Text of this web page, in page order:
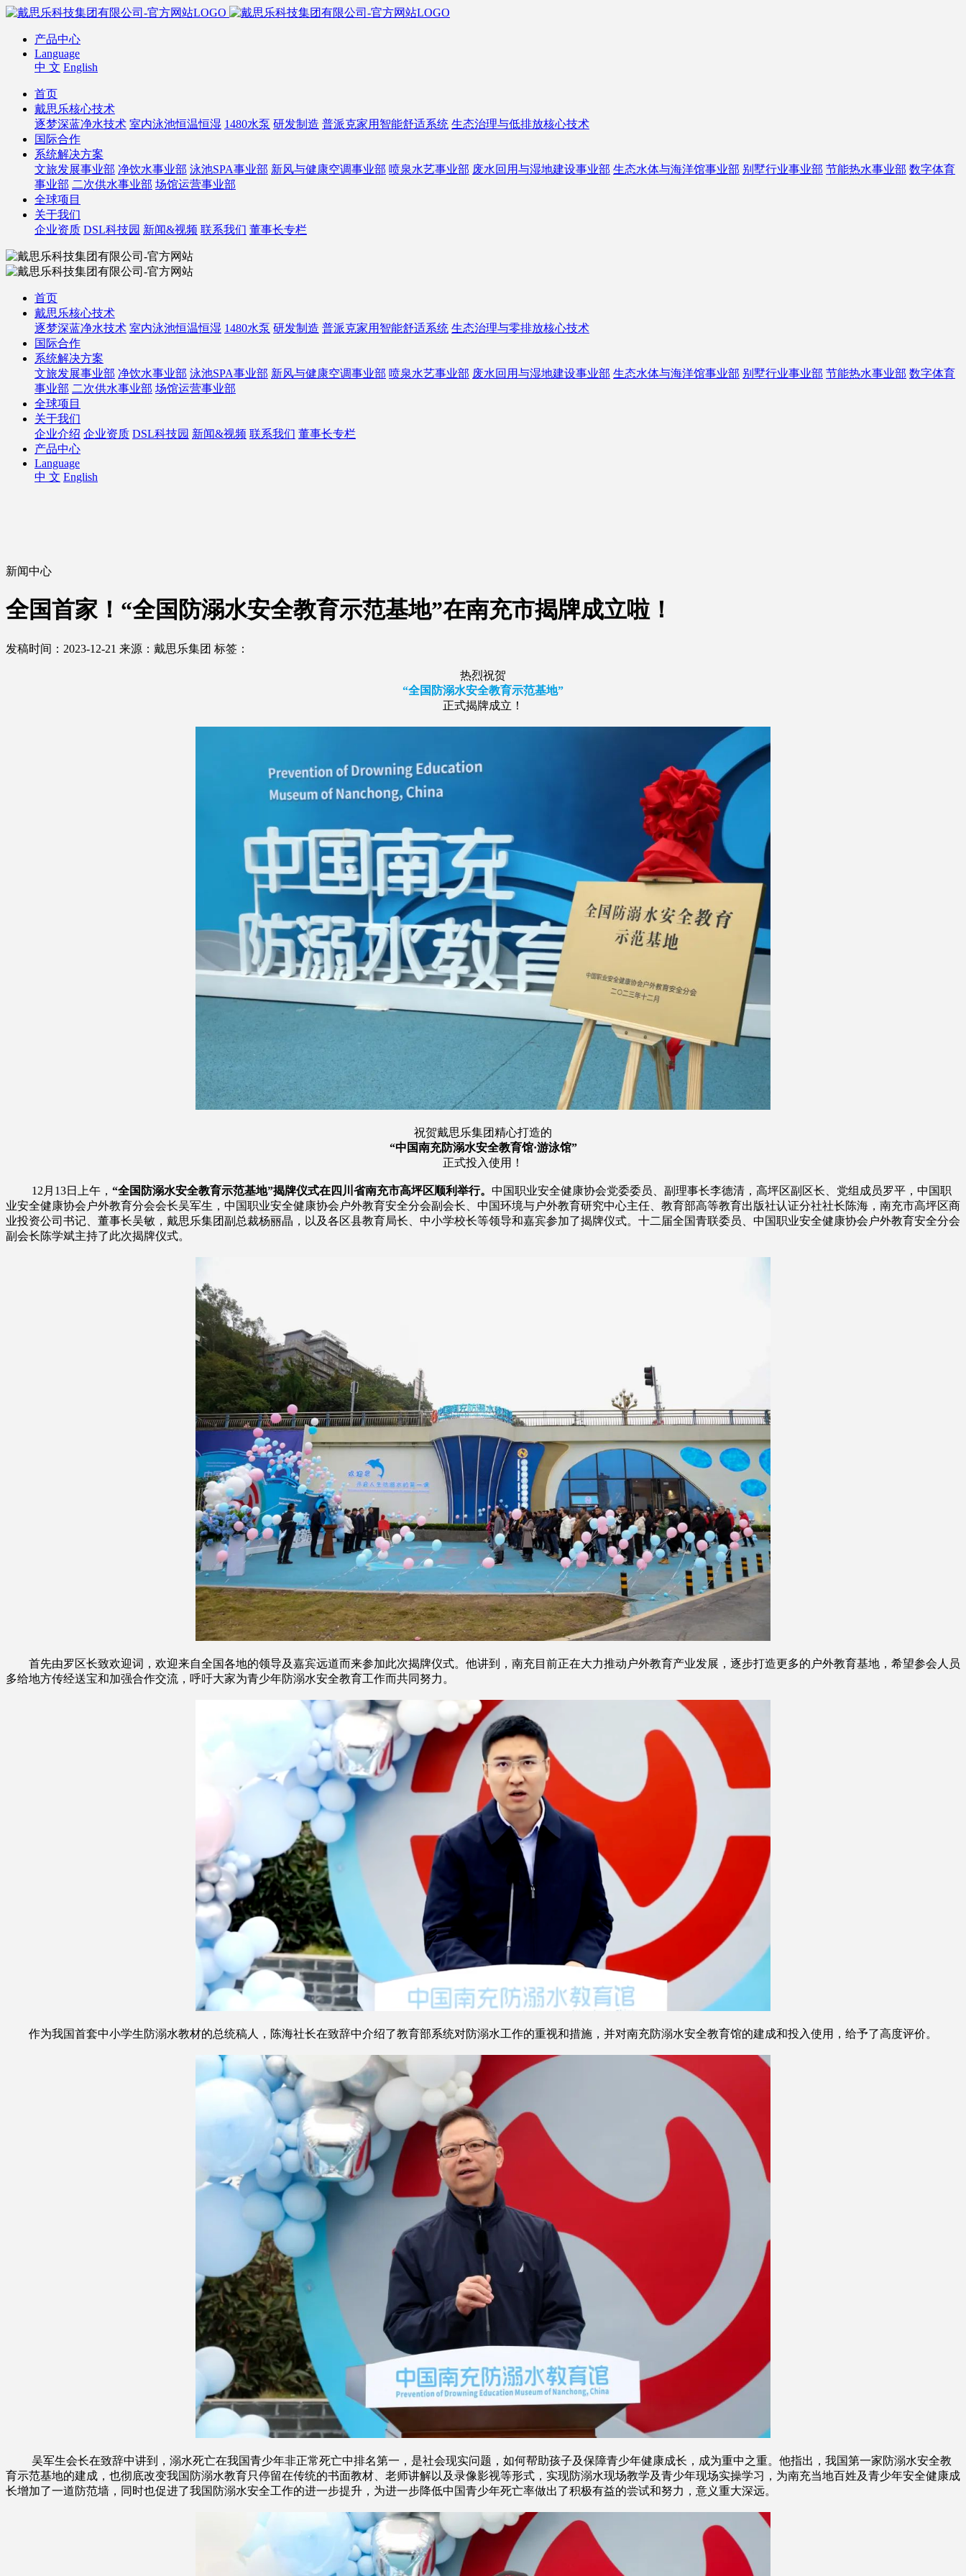
产品中心
Language
中 文 English
首页
戴思乐核心技术
逐梦深蓝净水技术 室内泳池恒温恒湿 1480水泵 研发制造 普派克家用智能舒适系统 生态治理与低排放核心技术
国际合作
系统解决方案
文旅发展事业部 净饮水事业部 泳池SPA事业部 新风与健康空调事业部 喷泉水艺事业部 废水回用与湿地建设事业部 生态水体与海洋馆事业部 别墅行业事业部 节能热水事业部 数字体育
事业部 二次供水事业部 场馆运营事业部
全球项目
关于我们
企业资质 DSL科技园 新闻&视频 联系我们 董事长专栏
首页
戴思乐核心技术
逐梦深蓝净水技术 室内泳池恒温恒湿 1480水泵 研发制造 普派克家用智能舒适系统 生态治理与零排放核心技术
国际合作
系统解决方案
文旅发展事业部 净饮水事业部 泳池SPA事业部 新风与健康空调事业部 喷泉水艺事业部 废水回用与湿地建设事业部 生态水体与海洋馆事业部 别墅行业事业部 节能热水事业部 数字体育
事业部 二次供水事业部 场馆运营事业部
全球项目
关于我们
企业介绍 企业资质 DSL科技园 新闻&视频 联系我们 董事长专栏
产品中心
Language
中 文 English
新闻中心
全国首家！“全国防溺水安全教育示范基地”在南充市揭牌成立啦！
发稿时间：2023-12-21 来源：戴思乐集团 标签：
热烈祝贺
“全国防溺水安全教育示范基地”
正式揭牌成立！
祝贺戴思乐集团精心打造的
“中国南充防溺水安全教育馆·游泳馆”
正式投入使用！
12月13日上午， “全国防溺水安全教育示范基地”揭牌仪式在四川省南充市高坪区顺利举行。 中国职业安全健康协会党委委员、副理事长李德清，高坪区副区长、党组成员罗平，中国职
业安全健康协会户外教育分会会长吴军生，中国职业安全健康协会户外教育安全分会副会长、中国环境与户外教育研究中心主任、教育部高等教育出版社认证分社社长陈海，南充市高坪区商
业投资公司书记、董事长吴敏，戴思乐集团副总裁杨丽晶，以及各区县教育局长、中小学校长等领导和嘉宾参加了揭牌仪式。十二届全国青联委员、中国职业安全健康协会户外教育安全分会
副会长陈学斌主持了此次揭牌仪式。
首先由罗区长致欢迎词，欢迎来自全国各地的领导及嘉宾远道而来参加此次揭牌仪式。他讲到，南充目前正在大力推动户外教育产业发展，逐步打造更多的户外教育基地，希望参会人员
多给地方传经送宝和加强合作交流，呼吁大家为青少年防溺水安全教育工作而共同努力。
作为我国首套中小学生防溺水教材的总统稿人，陈海社长在致辞中介绍了教育部系统对防溺水工作的重视和措施，并对南充防溺水安全教育馆的建成和投入使用，给予了高度评价。
吴军生会长在致辞中讲到，溺水死亡在我国青少年非正常死亡中排名第一，是社会现实问题，如何帮助孩子及保障青少年健康成长，成为重中之重。他指出，我国第一家防溺水安全教
育示范基地的建成，也彻底改变我国防溺水教育只停留在传统的书面教材、老师讲解以及录像影视等形式，实现防溺水现场教学及青少年现场实操学习，为南充当地百姓及青少年安全健康成
长增加了一道防范墙，同时也促进了我国防溺水安全工作的进一步提升，为进一步降低中国青少年死亡率做出了积极有益的尝试和努力，意义重大深远。